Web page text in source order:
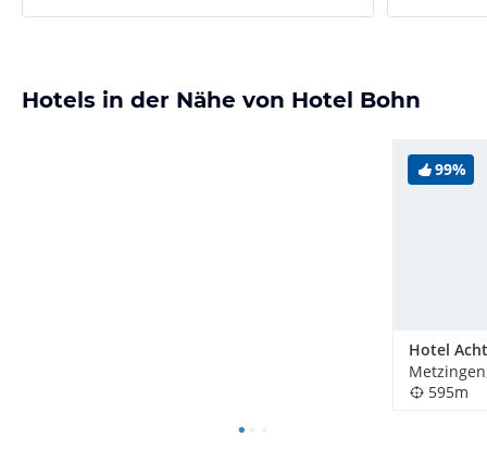
Hotels in der Nähe von Hotel Bohn
99%
Hotel
595m